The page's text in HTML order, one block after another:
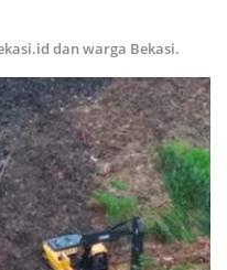
dan warga Bekasi.